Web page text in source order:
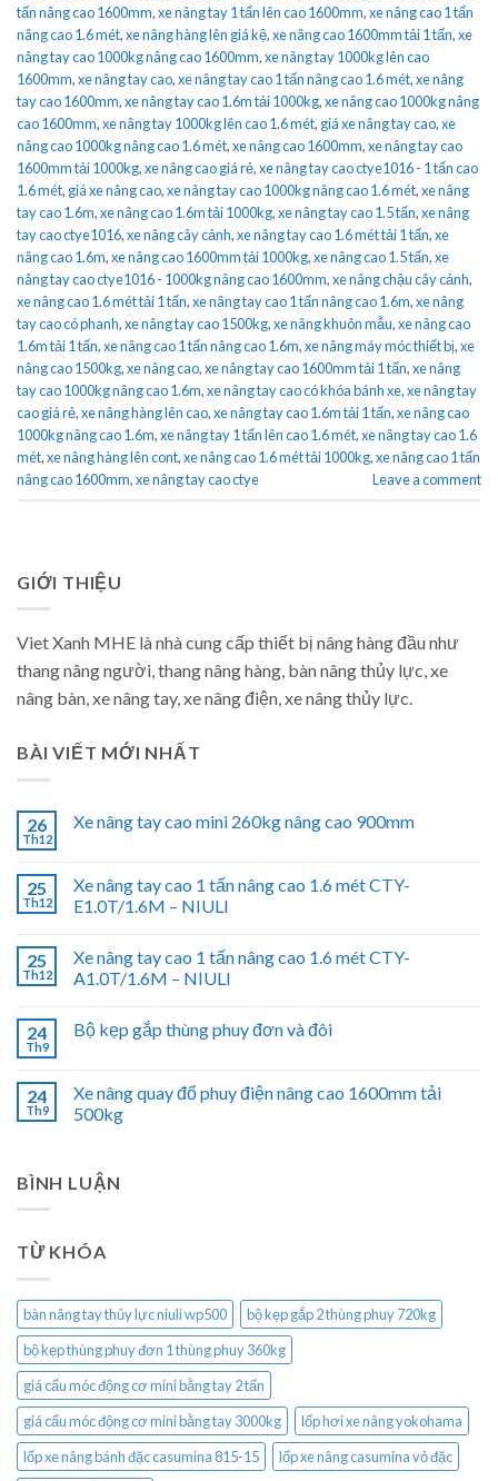
tấn nâng cao 1600mm,xe nâng tay 1 tấn lên cao 1600mm,xe nâng cao 1 tấn
nâng cao 1.6 mét,xe nâng hàng lên giá kệ,xe nâng cao 1600mm tải 1 tấn,xe
nâng tay cao 1000kg nâng cao 1600mm,xe nâng tay 1000kg lên cao
1600mm,xe nâng tay cao,xe nâng tay cao 1 tấn nâng cao 1.6 mét,xe nâng
tay cao 1600mm,xe nâng tay cao 1.6m tải 1000kg,xe nâng cao 1000kg nâng
cao 1600mm,xe nâng tay 1000kg lên cao 1.6 mét, giá xe nâng tay cao,xe
nâng cao 1000kg nâng cao 1.6 mét,xe nâng cao 1600mm,xe nâng tay cao
1600mm tải 1000kg,xe nâng cao giá rẻ,xe nâng tay cao ctye1016 - 1 tấn cao
1.6 mét, giá xe nâng cao,xe nâng tay cao 1000kg nâng cao 1.6 mét,xe nâng
tay cao 1.6m,xe nâng cao 1.6m tải 1000kg,xe nâng tay cao 1.5 tấn,xe nâng
tay cao ctye1016,xe nâng cây cảnh,xe nâng tay cao 1.6 mét tải 1 tấn,xe
nâng cao 1.6m,xe nâng cao 1600mm tải 1000kg,xe nâng cao 1.5 tấn,xe
nâng tay cao ctye1016 - 1000kg nâng cao 1600mm,xe nâng chậu cây cảnh,
xe nâng cao 1.6 mét tải 1 tấn,xe nâng tay cao 1 tấn nâng cao 1.6m,xe nâng
tay cao có phanh,xe nâng tay cao 1500kg,xe nâng khuôn mẫu,xe nâng cao
1.6m tải 1 tấn,xe nâng cao 1 tấn nâng cao 1.6m,xe nâng máy móc thiết bị,xe
nâng cao 1500kg,xe nâng cao,xe nâng tay cao 1600mm tải 1 tấn,xe nâng
tay cao 1000kg nâng cao 1.6m,xe nâng tay cao có khóa bánh xe,xe nâng tay
cao giá rẻ,xe nâng hàng lên cao,xe nâng tay cao 1.6m tải 1 tấn,xe nâng cao
1000kg nâng cao 1.6m,xe nâng tay 1 tấn lên cao 1.6 mét,xe nâng tay cao 1.6
mét,xe nâng hàng lên cont,xe nâng cao 1.6 mét tải 1000kg,xe nâng cao 1 tấn
nâng cao 1600mm,xe nâng tay cao ctye Leave a comment
GIỚI THIỆU
Viet Xanh MHE là nhà cung cấp thiết bị nâng hàng đầu như
thang nâng người, thang nâng hàng, bàn nâng thủy lực, xe
nâng bàn, xe nâng tay, xe nâng điện, xe nâng thủy lực.
BÀI VIẾT MỚI NHẤT
26
Th12
Xe nâng tay cao mini 260kg nâng cao 900mm
25
Th12
Xe nâng tay cao 1 tấn nâng cao 1.6 mét CTY-
E1.0T/1.6M – NIULI
25
Th12
Xe nâng tay cao 1 tấn nâng cao 1.6 mét CTY-
A1.0T/1.6M – NIULI
24
Th9
Bộ kẹp gắp thùng phuy đơn và đôi
24
Th9
Xe nâng quay đổ phuy điện nâng cao 1600mm tải
500kg
BÌNH LUẬN
TỪ KHÓA
bàn nâng tay thủy lực niuli wp500
bộ kẹp gắp 2 thùng phuy 720kg
bộ kẹp thùng phuy đơn 1 thùng phuy 360kg
giá cẩu móc động cơ mini bằng tay 2 tấn
giá cẩu móc động cơ mini bằng tay 3000kg
lốp hơi xe nâng yokohama
lốp xe nâng bánh đặc casumina 815-15
lốp xe nâng casumina vỏ đặc